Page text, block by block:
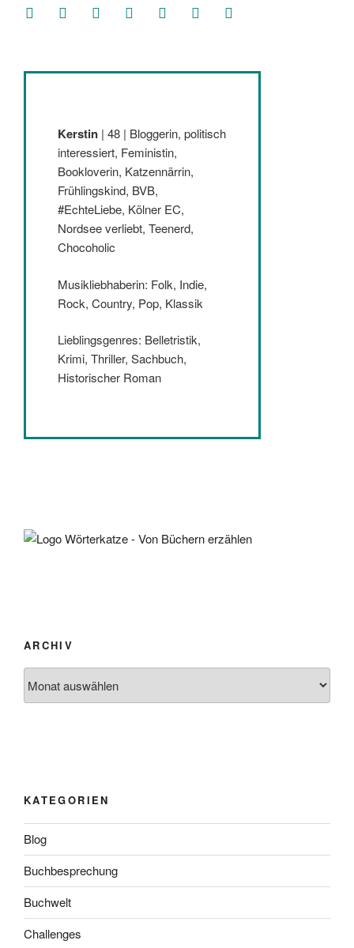
facebooksoundcloud
twitter mastodoninstagramthreads goodreads
Kerstin | 48 | Bloggerin, politisch
interessiert, Feministin,
Bookloverin, Katzennärrin,
Frühlingskind, BVB,
#EchteLiebe, Kölner EC,
Nordsee verliebt, Teenerd,
Chocoholic
Musikliebhaberin: Folk, Indie,
Rock, Country, Pop, Klassik
Lieblingsgenres: Belletristik,
Krimi, Thriller, Sachbuch,
Historischer Roman
ARCHIV
KATEGORIEN
Blog
Buchbesprechung
Buchwelt
Challenges